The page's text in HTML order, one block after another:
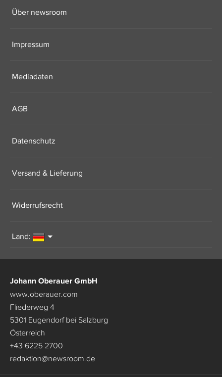
Über newsroom
Impressum
Mediadaten
AGB
Datenschutz
Versand & Lieferung
Widerrufsrecht
Land:
Johann Oberauer GmbH
www.oberauer.com
Fliederweg 4
5301 Eugendorf bei Salzburg
Österreich
+43 6225 2700
redaktion@newsroom.de